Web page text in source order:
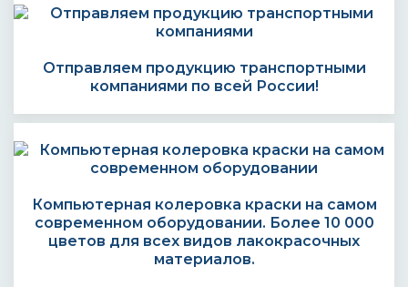
Отправляем продукцию транспортными
компаниями по всей России!
Компьютерная колеровка краски на самом
современном оборудовании. Более 10 000
цветов для всех видов лакокрасочных
материалов.